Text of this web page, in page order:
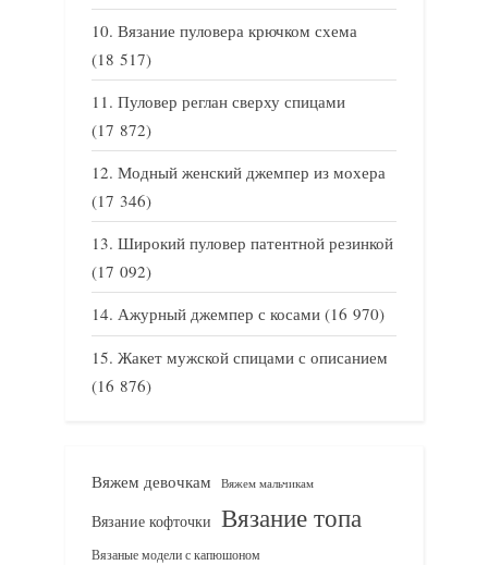
Вязание пуловера крючком схема
(18 517)
Пуловер реглан сверху спицами
(17 872)
Модный женский джемпер из мохера
(17 346)
Широкий пуловер патентной резинкой
(17 092)
Ажурный джемпер с косами (16 970)
Жакет мужской спицами с описанием
(16 876)
Вяжем девочкам Вяжем мальчикам
Вязание кофточки Вязание топа
Вязаные модели с капюшоном